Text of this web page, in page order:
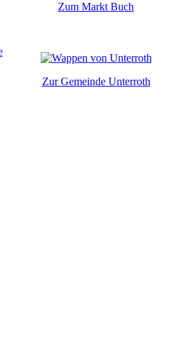
Zum Markt Buch
Zur Gemeinde Unterroth